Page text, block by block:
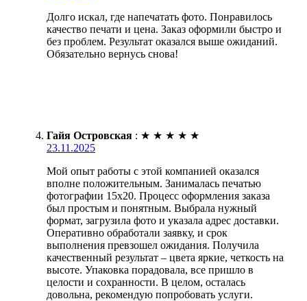
Долго искал, где напечатать фото. Понравилось
качество печати и цена. Заказ оформили быстро и
без проблем. Результат оказался выше ожиданий.
Обязательно вернусь снова!
Гайя Островская : ★ ★ ★ ★ ★
23.11.2025
Мой опыт работы с этой компанией оказался
вполне положительным. Занималась печатью
фотографии 15х20. Процесс оформления заказа
был простым и понятным. Выбрала нужный
формат, загрузила фото и указала адрес доставки.
Оперативно обработали заявку, и срок
выполнения превзошел ожидания. Получила
качественный результат – цвета яркие, четкость на
высоте. Упаковка порадовала, все пришло в
целости и сохранности. В целом, осталась
довольна, рекомендую попробовать услуги.